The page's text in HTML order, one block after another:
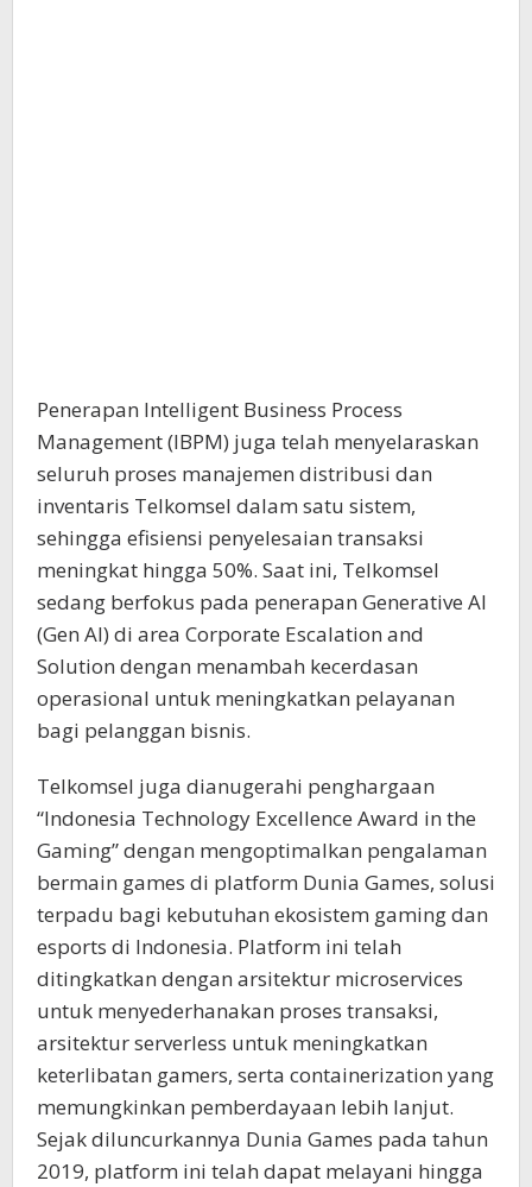
Penerapan Intelligent Business Process
Management (IBPM) juga telah menyelaraskan
seluruh proses manajemen distribusi dan
inventaris Telkomsel dalam satu sistem,
sehingga efisiensi penyelesaian transaksi
meningkat hingga 50%. Saat ini, Telkomsel
sedang berfokus pada penerapan Generative AI
(Gen AI) di area Corporate Escalation and
Solution dengan menambah kecerdasan
operasional untuk meningkatkan pelayanan
bagi pelanggan bisnis.
Telkomsel juga dianugerahi penghargaan
“Indonesia Technology Excellence Award in the
Gaming” dengan mengoptimalkan pengalaman
bermain games di platform Dunia Games, solusi
terpadu bagi kebutuhan ekosistem gaming dan
esports di Indonesia. Platform ini telah
ditingkatkan dengan arsitektur microservices
untuk menyederhanakan proses transaksi,
arsitektur serverless untuk meningkatkan
keterlibatan gamers, serta containerization yang
memungkinkan pemberdayaan lebih lanjut.
Sejak diluncurkannya Dunia Games pada tahun
2019, platform ini telah dapat melayani hingga